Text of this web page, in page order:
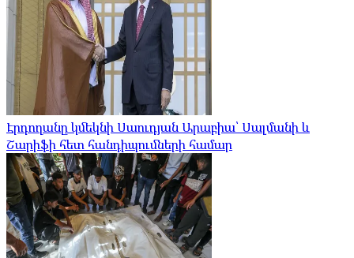
Էրդողանը կմեկնի Սաուդյան Արաբիա՝ Սալմանի և
Շարիֆի հետ հանդիպումների համար